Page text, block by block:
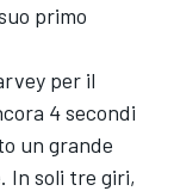
primo
per il
4 secondi
un grande
In soli tre giri,